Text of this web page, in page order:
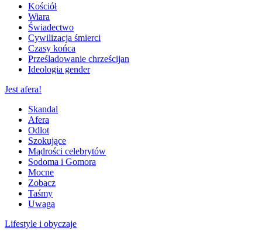
Kościół
Wiara
Świadectwo
Cywilizacja śmierci
Czasy końca
Prześladowanie chrześcijan
Ideologia gender
Jest afera!
Skandal
Afera
Odlot
Szokujące
Mądrości celebrytów
Sodoma i Gomora
Mocne
Zobacz
Taśmy
Uwaga
Lifestyle i obyczaje